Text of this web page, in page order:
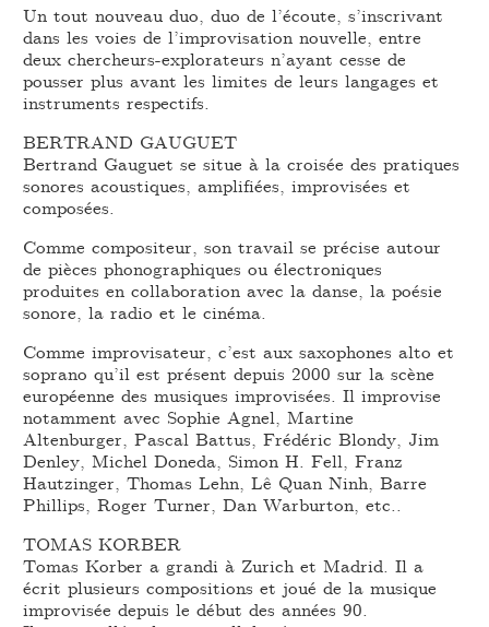
Un tout nouveau duo, duo de l’écoute, s’inscrivant
dans les voies de l’improvisation nouvelle, entre
deux chercheurs-explorateurs n’ayant cesse de
pousser plus avant les limites de leurs langages et
instruments respectifs.
BERTRAND GAUGUET
Bertrand Gauguet se situe à la croisée des pratiques
sonores acoustiques, amplifiées, improvisées et
composées.
Comme compositeur, son travail se précise autour
de pièces phonographiques ou électroniques
produites en collaboration avec la danse, la poésie
sonore, la radio et le cinéma.
Comme improvisateur, c’est aux saxophones alto et
soprano qu’il est présent depuis 2000 sur la scène
européenne des musiques improvisées. Il improvise
notamment avec Sophie Agnel, Martine
Altenburger, Pascal Battus, Frédéric Blondy, Jim
Denley, Michel Doneda, Simon H. Fell, Franz
Hautzinger, Thomas Lehn, Lê Quan Ninh, Barre
Phillips, Roger Turner, Dan Warburton, etc..
TOMAS KORBER
Tomas Korber a grandi à Zurich et Madrid. Il a
écrit plusieurs compositions et joué de la musique
improvisée depuis le début des années 90.